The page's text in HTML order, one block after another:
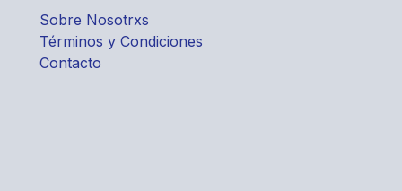
Sobre Nosotrxs
Términos y Condiciones
Contacto